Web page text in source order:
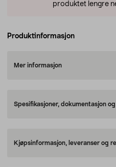
produktet lengre
Produktinformasjon
Mer informasjon
Spesifikasjoner, dokumentasjon
Kjøpsinformasjon, leveranser og